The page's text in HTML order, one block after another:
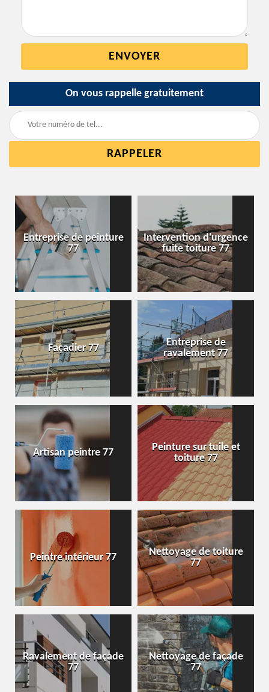
On vous rappelle gratuitement
Entreprise de peinture
77
Intervention d'urgence
fuite toiture 77
Façadier 77
Entreprise de
ravalement 77
Artisan peintre 77
Peinture sur tuile et
toiture 77
Peintre intérieur 77
Nettoyage de toiture
77
Ravalement de façade
77
Nettoyage de façade
77